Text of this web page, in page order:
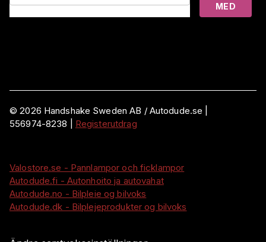
MED
©2026 Handshake Sweden AB / Autodude.se |
556974-8238
Registerutdrag
Valostore.se - Pannlampor och ficklampor
Autodude.fi - Autonhoito ja autovahat
Autodude.no - Bilpleie og bilvoks
Autodude.dk - Bilplejeprodukter og bilvoks